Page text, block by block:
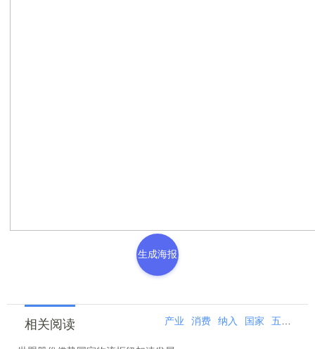
生成海报
相关阅读 产业 消费 纳入 国家 五五